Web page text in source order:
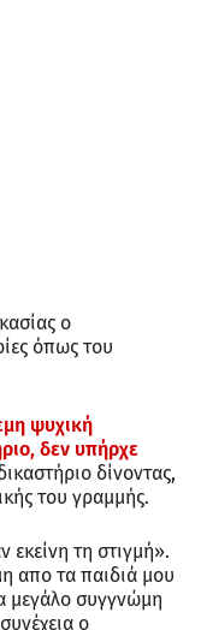
ο
όπως του
ψυχική
δεν υπήρχε
δίνοντας,
του γραμμής.
εκείνη τη στιγμή».
απο τα παιδιά μου
μεγάλο συγγνώμη
ο